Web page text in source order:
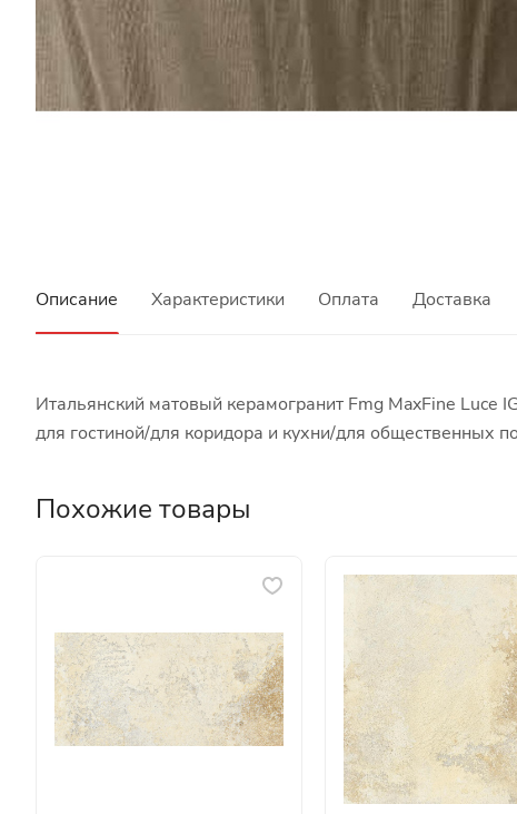
Описание Характеристики Оплата Доставка
Итальянский матовый керамогранит Fmg MaxFine
для гостиной/для коридора и кухни/для общественных
Похожие товары